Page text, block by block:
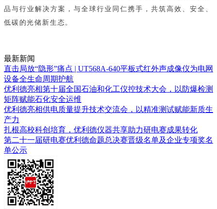
品与行业解决方案，与全球行业同仁携手，共筑高效、安全、
低碳的光储新生态。
最新新闻
直击局放“隐形”痛点 | UT568A-640平板式红外声成像仪为电网
设备全生命周期护航
优利德亮相第十届全国石油和化工仪控技术大会，以防爆检测
矩阵赋能石化安全运维
优利德亮相供电质量提升技术交流会，以精准测试赋能新质生
产力
扎根高校科创培育，优利德仪器共享助力研电赛成果转化
第二十一届研电赛优利德命题总决赛晋级名单及企业专项奖名
单公示